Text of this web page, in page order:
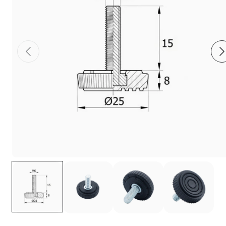
Фиксаторы - барашки
Заглушки для труб с резьбой
Пластиковые спинки и сиденья для
стульев
парт
Комплектующие для мебели